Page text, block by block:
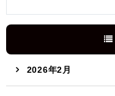
2026年2月